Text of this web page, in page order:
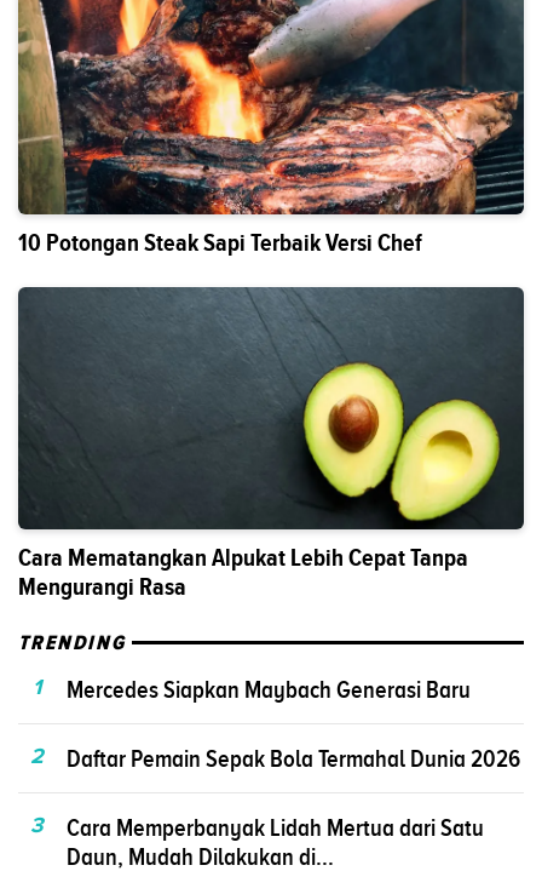
10 Potongan Steak Sapi Terbaik Versi Chef
Cara Mematangkan Alpukat Lebih Cepat Tanpa
Mengurangi Rasa
TRENDING
1
Mercedes Siapkan Maybach Generasi Baru
2 Daftar Pemain Sepak Bola Termahal Dunia 2026
3
Cara Memperbanyak Lidah Mertua dari Satu
Daun, Mudah Dilakukan di...